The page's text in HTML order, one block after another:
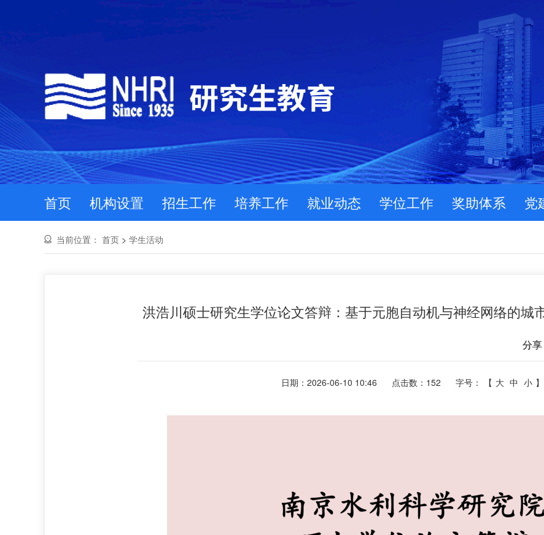
首页 机构设置 招生工作 培养工作 就业动态 学位工作 奖助体系 党
当前位置： 首页 > 学生活动
洪浩川硕士研究生学位论文答辩：基于元胞自动机与神经网络的城
分享
日期：2026-06-10 10:46 点击数： 152 字号： 【 大 中 小 】